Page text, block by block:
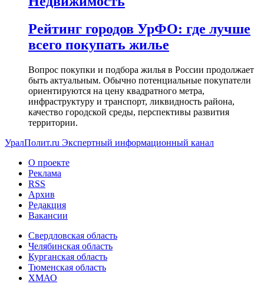
Рейтинг городов УрФО: где лучше
всего покупать жилье
Вопрос покупки и подбора жилья в России продолжает
быть актуальным. Обычно потенциальные покупатели
ориентируются на цену квадратного метра,
инфраструктуру и транспорт, ликвидность района,
качество городской среды, перспективы развития
территории.
УралПолит.ru Экспертный информационный канал
О проекте
Реклама
RSS
Архив
Редакция
Вакансии
Свердловская область
Челябинская область
Курганская область
Тюменская область
ХМАО